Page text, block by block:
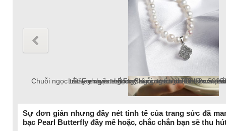
Lắc tay ngọc trai Freshwater tròn 6-7mm trắng
Dây chuyền ngọc trai Freshwater tròn 6-7mm
chuỗi ngọc trai Freshwater 18k, ngọc trai tròn
Bông tai ngọc trai thật 8-9mm
Lắc tay ngọc trai tròn 10-12mm
Chuỗi ngọc trai Freshwater tròn 5-6mm trắng chốt bạc
Chuỗi ngọc trai Freshwater
Sự đơn giản nhưng đầy nét tinh tế của trang sức đã
bạc Pearl Butterfly đầy mê hoặc, chắc chắn bạn sẽ thu